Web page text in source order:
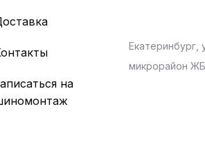
на
Екатеринбург,
микрорайон